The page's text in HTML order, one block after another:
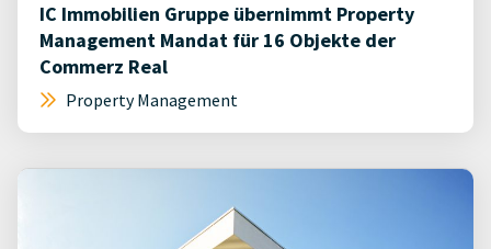
IC Immobilien Gruppe übernimmt Property
Management Mandat für 16 Objekte der
Commerz Real
Property Management